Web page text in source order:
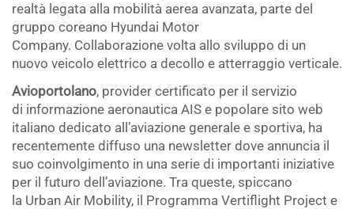
realtà legata alla mobilità aerea avanzata, parte del
gruppo coreano Hyundai Motor
Company. Collaborazione volta allo sviluppo di un
nuovo veicolo elettrico a decollo e atterraggio verticale.
Avioportolano, provider certificato per il servizio
di informazione aeronautica AIS e popolare sito web
italiano dedicato all’aviazione generale e sportiva, ha
recentemente diffuso una newsletter dove annuncia il
suo coinvolgimento in una serie di importanti iniziative
per il futuro dell’aviazione. Tra queste, spiccano
la Urban Air Mobility, il Programma Vertiflight Project e